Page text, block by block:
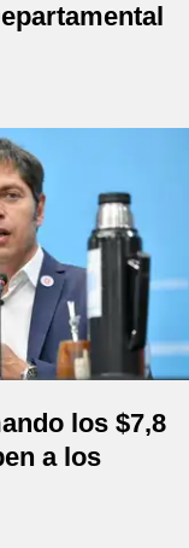
los $7,8
a los